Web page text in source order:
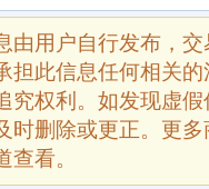
由用户自行发布，
担此信息任何相关
究权利。如发现虚
时删除或更正。更
查看。